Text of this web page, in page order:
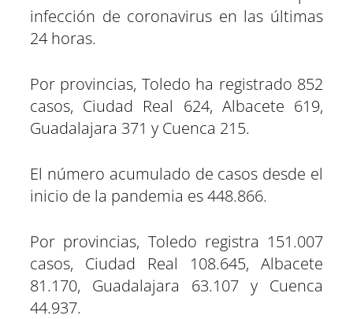
infección de coronavirus en las últimas
24 horas.
Por provincias, Toledo ha registrado 852
casos, Ciudad Real 624, Albacete 619,
Guadalajara 371 y Cuenca 215.
El número acumulado de casos desde el
inicio de la pandemia es 448.866.
Por provincias, Toledo registra 151.007
casos, Ciudad Real 108.645, Albacete
81.170, Guadalajara 63.107 y Cuenca
44.937.